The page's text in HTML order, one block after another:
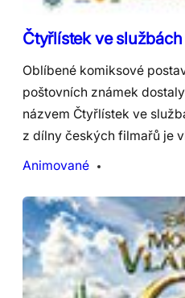
Čtyřlístek ve
Oblíbené komiksové
poštovních známek
názvem Čtyřlístek ve
z dílny českých filmařů je
Animované